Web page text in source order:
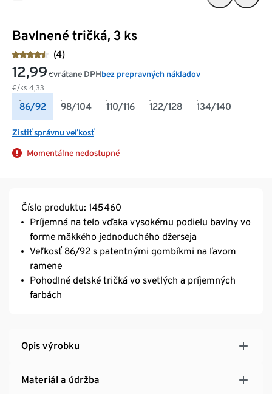
Bavlnené tričká, 3 ks
(4)
12,99 €
€/ks 4,33
vrátane DPHbez prepravných nákladov
86/92 98/104 110/116 122/128 134/140
Zistiť správnu veľkosť
Momentálne nedostupné
Číslo produktu: 145460
Príjemná na telo vďaka vysokému podielu bavlny vo
forme mäkkého jednoduchého džerseja
Veľkosť 86/92 s patentnými gombíkmi na ľavom
ramene
Pohodlné detské tričká vo svetlých a príjemných
farbách
Opis výrobku
Materiál a údržba